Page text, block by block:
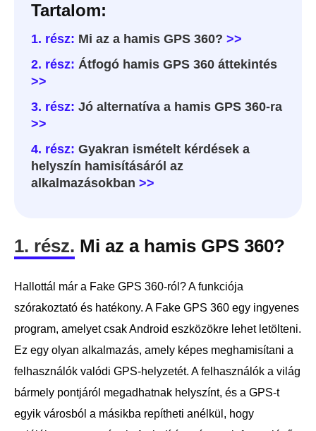
Tartalom:
1. rész: Mi az a hamis GPS 360? >>
2. rész: Átfogó hamis GPS 360 áttekintés
>>
3. rész: Jó alternatíva a hamis GPS 360-ra
>>
4. rész: Gyakran ismételt kérdések a
helyszín hamisításáról az
alkalmazásokban >>
1. rész. Mi az a hamis GPS 360?
Hallottál már a Fake GPS 360-ról? A funkciója
szórakoztató és hatékony. A Fake GPS 360 egy ingyenes
program, amelyet csak Android eszközökre lehet letölteni.
Ez egy olyan alkalmazás, amely képes meghamisítani a
felhasználók valódi GPS-helyzetét. A felhasználók a világ
bármely pontjáról megadhatnak helyszínt, és a GPS-t
egyik városból a másikba repítheti anélkül, hogy